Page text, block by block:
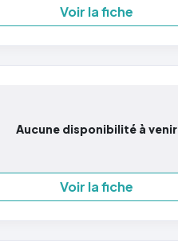
Voir la fiche
Aucune disponibilité à venir
Voir la fiche